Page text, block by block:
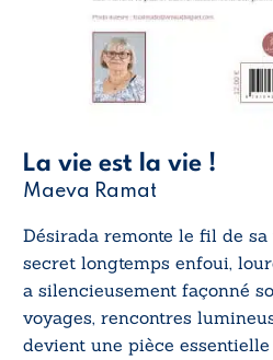
La vie est la vie !
Maeva Ramat
Désirada remonte le fil de
secret longtemps enfoui,
a silencieusement façonné
voyages, rencontres
devient une pièce